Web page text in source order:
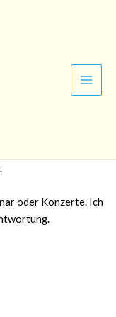
oder Konzerte. Ich